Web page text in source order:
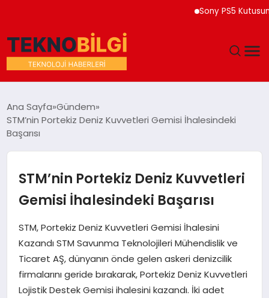
Sony PS5 Kutusuna
SAĞLIK
SIYASET
Ana Sayfa Gündem
STM’nin Portekiz Deniz Kuvvetleri Gemisi İhalesindeki
Başarısı
STM’nin Portekiz Deniz Kuvvetleri
Gemisi İhalesindeki Başarısı
STM, Portekiz Deniz Kuvvetleri Gemisi İhalesini
Kazandı STM Savunma Teknolojileri Mühendislik ve
Ticaret AŞ, dünyanın önde gelen askeri denizcilik
firmalarını geride bırakarak, Portekiz Deniz Kuvvetleri
Lojistik Destek Gemisi ihalesini kazandı. İki adet